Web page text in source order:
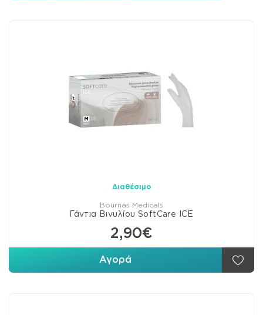
Διαθέσιμο
Bournas Medicals
Γάντια Βινυλίου SoftCare ICE
2,90€
Αγορά